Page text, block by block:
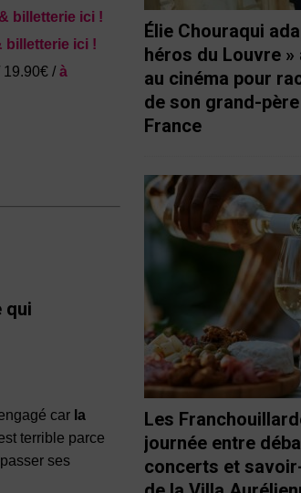
billetterie ici !
billetterie ici !
19.90€ /à
qui
car la
terrible parce
ses
Élie Chouraqui
héros du Louvre »
au cinéma pour
de son grand-
France
Les
journée entre
concerts et